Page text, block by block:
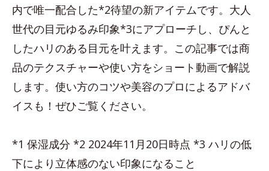
内で唯一配合した*2待望の新アイテムです。大人
世代の目元ゆるみ印象*3にアプローチし、ぴんと
したハリのある目元を叶えます。この記事では商
品のテクスチャーや使い方をショート動画で解説
します。使い方のコツや美容のプロによるアドバ
イスも！ぜひご覧ください。
*1 保湿成分 *2 2024年11月20日時点 *3 ハリの低
下により立体感のない印象になること